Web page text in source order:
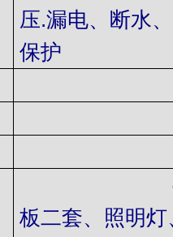
压.漏电、断水
保护
板二套、照明